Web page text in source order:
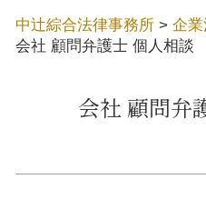
中辻綜合法律事務所 > 企
会社 顧問弁護士 個人相談
会社 顧問弁